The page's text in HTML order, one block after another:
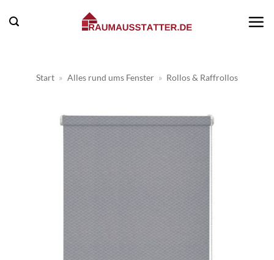
Inhalt
Start » Alles rund ums Fenster » Rollos & Raffrollos